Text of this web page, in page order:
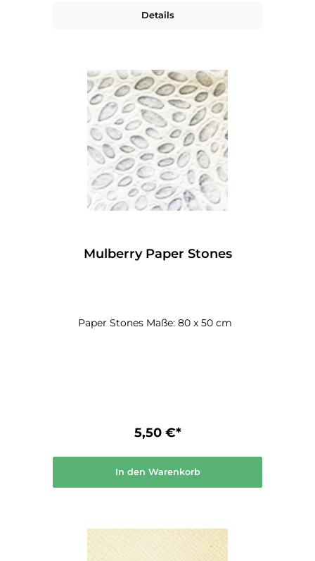
Details
Mulberry Paper Stones
5,50 €*
In den Warenkorb